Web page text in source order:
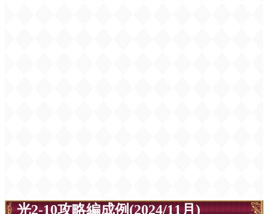
光2-10攻略編成例(2024/11月)